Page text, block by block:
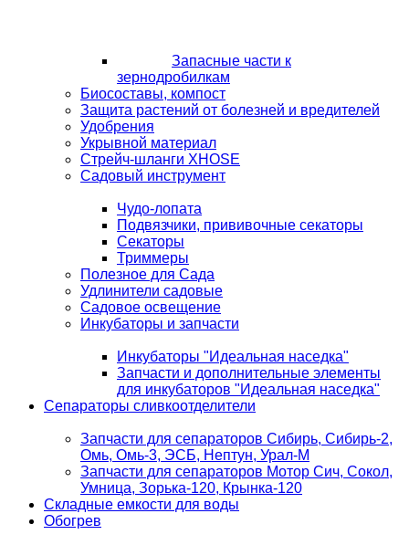
Запасные части к
зернодробилкам
Биосоставы, компост
Защита растений от болезней и вредителей
Удобрения
Укрывной материал
Стрейч-шланги XHOSE
Садовый инструмент
Чудо-лопата
Подвязчики, прививочные секаторы
Секаторы
Триммеры
Полезное для Сада
Удлинители садовые
Садовое освещение
Инкубаторы и запчасти
Инкубаторы "Идеальная наседка"
Запчасти и дополнительные элементы
для инкубаторов "Идеальная наседка"
Сепараторы сливкоотделители
Запчасти для сепараторов Сибирь, Сибирь-2,
Омь, Омь-3, ЭСБ, Нептун, Урал-М
Запчасти для сепараторов Мотор Сич, Сокол,
Умница, Зорька-120, Крынка-120
Складные емкости для воды
Обогрев